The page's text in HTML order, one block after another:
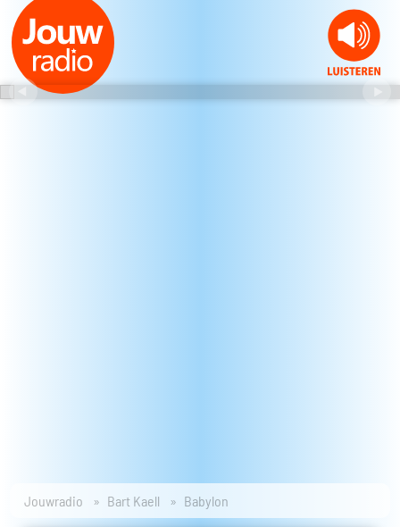
Jouwradio Bart Kaell Babylon